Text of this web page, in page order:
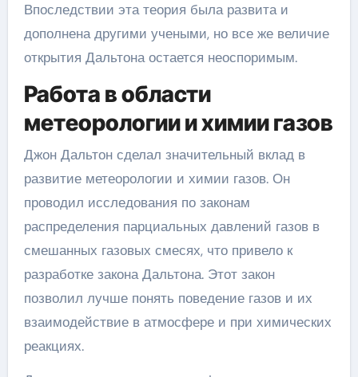
Впоследствии эта теория была развита и
дополнена другими учеными, но все же величие
открытия Дальтона остается неоспоримым.
Работа в области
метеорологии и химии газов
Джон Дальтон сделал значительный вклад в
развитие метеорологии и химии газов. Он
проводил исследования по законам
распределения парциальных давлений газов в
смешанных газовых смесях, что привело к
разработке закона Дальтона. Этот закон
позволил лучше понять поведение газов и их
взаимодействие в атмосфере и при химических
реакциях.